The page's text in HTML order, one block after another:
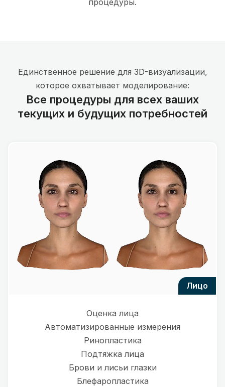
процедуры.
Единственное решение для 3D-визуализации,
которое охватывает моделирование:
Все процедуры для всех ваших
текущих и будущих потребностей
лицо
Оценка лица
Автоматизированные измерения
Ринопластика
Подтяжка лица
Брови и лисьи глазки
Блефаропластика